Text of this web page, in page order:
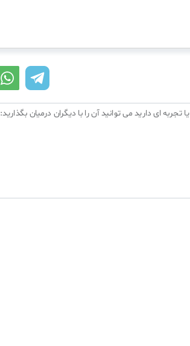
تجربه ای دارید می توانید آن را با دیگران درمیان بگذارید: